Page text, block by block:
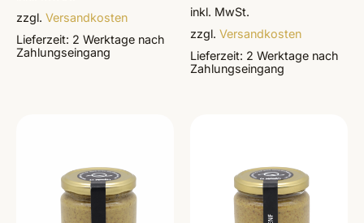
zzgl. Versandkosten
Lieferzeit: 2 Werktage nach
Zahlungseingang
inkl. MwSt.
zzgl. Versandkosten
Lieferzeit: 2 Werktage nach
Zahlungseingang